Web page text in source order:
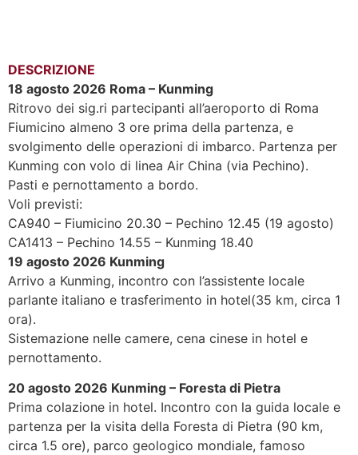
DESCRIZIONE
18 agosto 2026 Roma – Kunming
Ritrovo dei sig.ri partecipanti all’aeroporto di Roma
Fiumicino almeno 3 ore prima della partenza, e
svolgimento delle operazioni di imbarco. Partenza per
Kunming con volo di linea Air China (via Pechino).
Pasti e pernottamento a bordo.
Voli previsti:
CA940 – Fiumicino 20.30 – Pechino 12.45 (19 agosto)
CA1413 – Pechino 14.55 – Kunming 18.40
19 agosto 2026 Kunming
Arrivo a Kunming, incontro con l’assistente locale
parlante italiano e trasferimento in hotel(35 km, circa 1
ora).
Sistemazione nelle camere, cena cinese in hotel e
pernottamento.
20 agosto 2026 Kunming – Foresta di Pietra
Prima colazione in hotel. Incontro con la guida locale e
partenza per la visita della Foresta di Pietra (90 km,
circa 1.5 ore), parco geologico mondiale, famoso